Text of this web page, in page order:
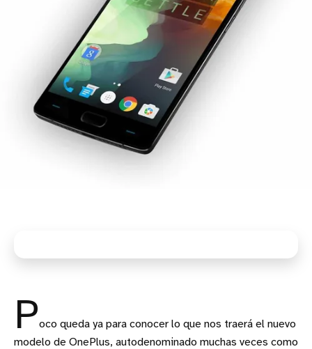
Poco queda ya para conocer lo que nos traerá el nuevo
modelo de OnePlus, autodenominado muchas veces como